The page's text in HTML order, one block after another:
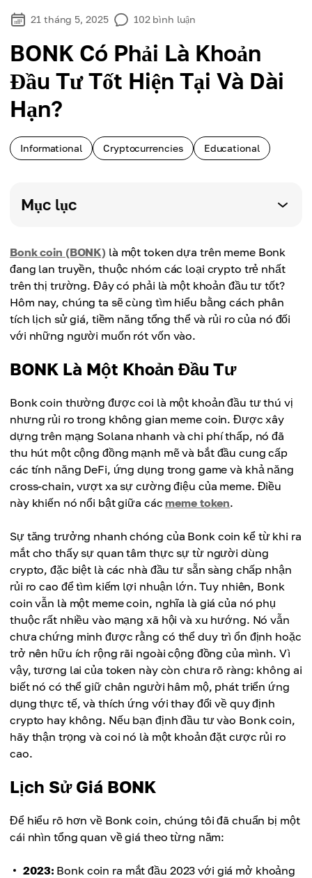
21 tháng 5, 2025 102 bình luận
BONK Có Phải Là Khoản
Đầu Tư Tốt Hiện Tại Và Dài
Hạn?
Informational Cryptocurrencies Educational
Mục lục
Bonk coin (BONK) là một token dựa trên meme Bonk
đang lan truyền, thuộc nhóm các loại crypto trẻ nhất
trên thị trường. Đây có phải là một khoản đầu tư tốt?
Hôm nay, chúng ta sẽ cùng tìm hiểu bằng cách phân
tích lịch sử giá, tiềm năng tổng thể và rủi ro của nó đối
với những người muốn rót vốn vào.
BONK Là Một Khoản Đầu Tư
Bonk coin thường được coi là một khoản đầu tư thú vị
nhưng rủi ro trong không gian meme coin. Được xây
dựng trên mạng Solana nhanh và chi phí thấp, nó đã
thu hút một cộng đồng mạnh mẽ và bắt đầu cung cấp
các tính năng DeFi, ứng dụng trong game và khả năng
cross-chain, vượt xa sự cường điệu của meme. Điều
này khiến nó nổi bật giữa cácmeme token.
Sự tăng trưởng nhanh chóng của Bonk coin kể từ khi ra
mắt cho thấy sự quan tâm thực sự từ người dùng
crypto, đặc biệt là các nhà đầu tư sẵn sàng chấp nhận
rủi ro cao để tìm kiếm lợi nhuận lớn. Tuy nhiên, Bonk
coin vẫn là một meme coin, nghĩa là giá của nó phụ
thuộc rất nhiều vào mạng xã hội và xu hướng. Nó vẫn
chưa chứng minh được rằng có thể duy trì ổn định hoặc
trở nên hữu ích rộng rãi ngoài cộng đồng của mình. Vì
vậy, tương lai của token này còn chưa rõ ràng: không ai
biết nó có thể giữ chân người hâm mộ, phát triển ứng
dụng thực tế, và thích ứng với thay đổi về quy định
crypto hay không. Nếu bạn định đầu tư vào Bonk coin,
hãy thận trọng và coi nó là một khoản đặt cược rủi ro
cao.
Lịch Sử Giá BONK
Để hiểu rõ hơn về Bonk coin, chúng tôi đã chuẩn bị một
cái nhìn tổng quan về giá theo từng năm:
2023: Bonk coin ra mắt đầu 2023 với giá mở khoảng